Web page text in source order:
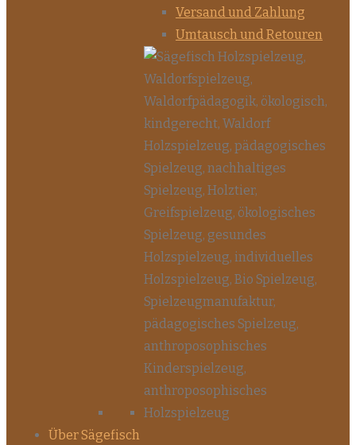
Versand und Zahlung
Umtausch und Retouren
Über Sägefisch